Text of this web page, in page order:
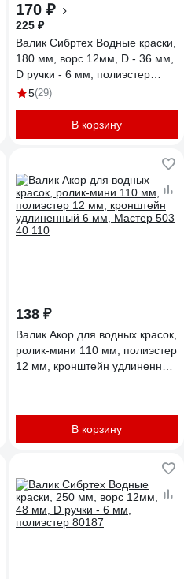
170 ₽
225 ₽
Валик Сибртех Водные краски,
180 мм, ворс 12мм, D - 36 мм,
D ручки - 6 мм, полиэстер
80192
5(29)
В корзину
138 ₽
Валик Акор для водных красок,
ролик-мини 110 мм, полиэстер
12 мм, кронштейн удлиненный
В корзину